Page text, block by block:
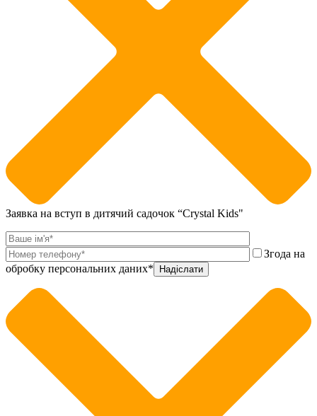
Заявка на вступ в дитячий садочок “Crystal Kids"
Згода на
обробку персональних даних*